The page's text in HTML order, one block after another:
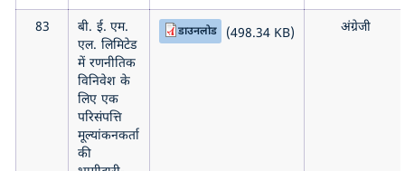
83
बी. ई. एम.
एल. लिमिटेड
में रणनीतिक
विनिवेश के
लिए एक
परिसंपत्ति
मूल्यांकनकर्ता
की
डाउनलोड (498.34 KB) अंग्रेजी